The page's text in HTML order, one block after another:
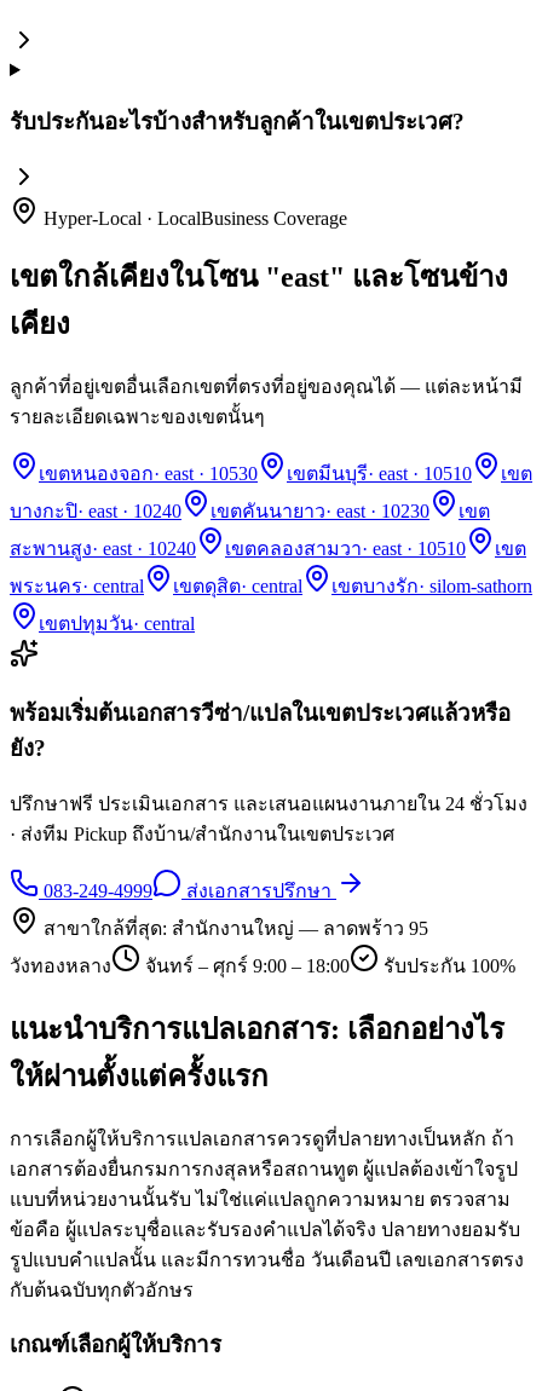
รับประกันอะไรบ้างสำหรับลูกค้าในเขตประเวศ?
Hyper-Local · LocalBusiness Coverage
เขตใกล้เคียงในโซน "east" และโซนข้าง
เคียง
ลูกค้าที่อยู่เขตอื่นเลือกเขตที่ตรงที่อยู่ของคุณได้ — แต่ละหน้ามี
รายละเอียดเฉพาะของเขตนั้นๆ
เขตหนองจอก· east · 10530 เขตมีนบุรี· east · 10510
เขต
บางกะปิ· east · 10240 เขตคันนายาว· east · 10230
เขต
สะพานสูง· east · 10240 เขตคลองสามวา· east · 10510
เขต
พระนคร· central เขตดุสิต· central เขตบางรัก· silom-sathorn
เขตปทุมวัน· central
พร้อมเริ่มต้นเอกสารวีซ่า/แปลในเขตประเวศแล้วหรือ
ยัง?
ปรึกษาฟรี ประเมินเอกสาร และเสนอแผนงานภายใน 24 ชั่วโมง
· ส่งทีม Pickup ถึงบ้าน/สำนักงานในเขตประเวศ
083-249-4999
ส่งเอกสารปรึกษา
สาขาใกล้ที่สุด: สำนักงานใหญ่ — ลาดพร้าว 95
วังทองหลาง
จันทร์ – ศุกร์ 9:00 – 18:00 รับประกัน 100%
แนะนำบริการแปลเอกสาร: เลือกอย่างไร
ให้ผ่านตั้งแต่ครั้งแรก
การเลือกผู้ให้บริการแปลเอกสารควรดูที่ปลายทางเป็นหลัก ถ้า
เอกสารต้องยื่นกรมการกงสุลหรือสถานทูต ผู้แปลต้องเข้าใจรูป
แบบที่หน่วยงานนั้นรับ ไม่ใช่แค่แปลถูกความหมาย ตรวจสาม
ข้อคือ ผู้แปลระบุชื่อและรับรองคำแปลได้จริง ปลายทางยอมรับ
รูปแบบคำแปลนั้น และมีการทวนชื่อ วันเดือนปี เลขเอกสารตรง
กับต้นฉบับทุกตัวอักษร
เกณฑ์เลือกผู้ให้บริการ